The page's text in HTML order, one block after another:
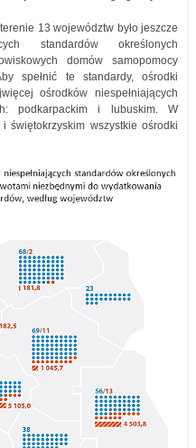
13 województw było jeszcze
standardów określonych
domów samopomocy
spełnić te standardy, ośrodki
ośrodków niespełniających
podkarpackim i lubuskim. W
świętokrzyskim wszystkie ośrodki